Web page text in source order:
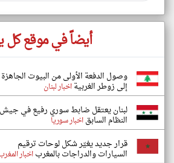
أيضاً في موقع كل
وصول الدفعة الأولى من البيوت الجاهزة
إلى زوطر الغربيةاخبار لبنان
لبنان يعتقل ضابط سوري رفيع في جيش
النظام السابقاخبار سوريا
قرار جديد يغيّر شكل لوحات ترقيم
السيارات والدراجات بالمغرباخبار